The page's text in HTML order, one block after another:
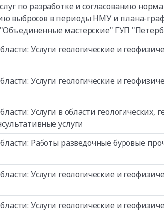
по разработке и согласованию
выбросов в периоды НМУ и плана-
мастерские" ГУП
Услуги геологические и
Услуги геологические и
Услуги в области
услуги
Работы разведочные буровые
Услуги геологические и
Услуги геологические и